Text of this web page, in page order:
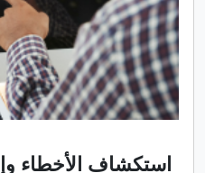
استكشاف الأخطاء